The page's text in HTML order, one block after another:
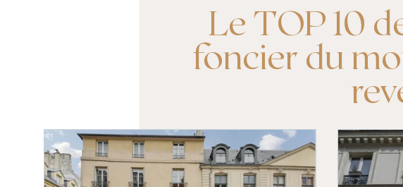
Le TOP 10
foncier du